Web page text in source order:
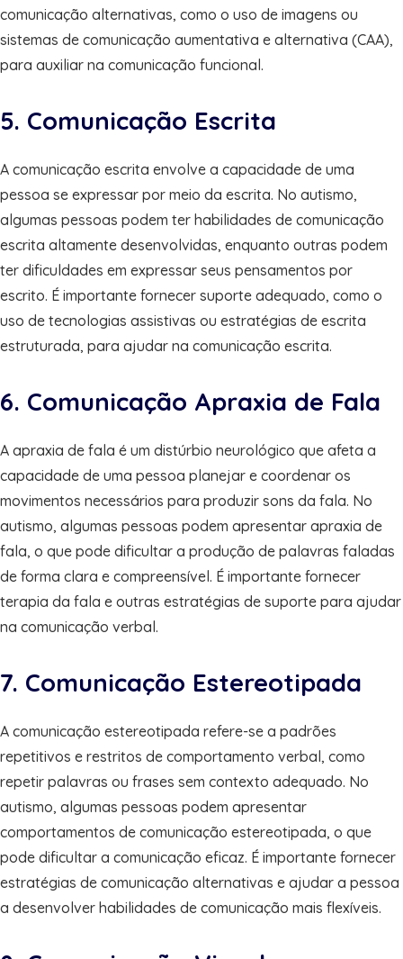
comunicação alternativas, como o uso de imagens ou
sistemas de comunicação aumentativa e alternativa (CAA),
para auxiliar na comunicação funcional.
5. Comunicação Escrita
A comunicação escrita envolve a capacidade de uma
pessoa se expressar por meio da escrita. No autismo,
algumas pessoas podem ter habilidades de comunicação
escrita altamente desenvolvidas, enquanto outras podem
ter dificuldades em expressar seus pensamentos por
escrito. É importante fornecer suporte adequado, como o
uso de tecnologias assistivas ou estratégias de escrita
estruturada, para ajudar na comunicação escrita.
6. Comunicação Apraxia de Fala
A apraxia de fala é um distúrbio neurológico que afeta a
capacidade de uma pessoa planejar e coordenar os
movimentos necessários para produzir sons da fala. No
autismo, algumas pessoas podem apresentar apraxia de
fala, o que pode dificultar a produção de palavras faladas
de forma clara e compreensível. É importante fornecer
terapia da fala e outras estratégias de suporte para ajudar
na comunicação verbal.
7. Comunicação Estereotipada
A comunicação estereotipada refere-se a padrões
repetitivos e restritos de comportamento verbal, como
repetir palavras ou frases sem contexto adequado. No
autismo, algumas pessoas podem apresentar
comportamentos de comunicação estereotipada, o que
pode dificultar a comunicação eficaz. É importante fornecer
estratégias de comunicação alternativas e ajudar a pessoa
a desenvolver habilidades de comunicação mais flexíveis.